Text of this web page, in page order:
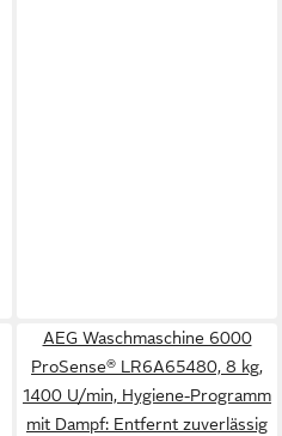
AEG Waschmaschine 6000
ProSense® LR6A65480, 8 kg,
1400 U/min, Hygiene-Programm
mit Dampf: Entfernt zuverlässig